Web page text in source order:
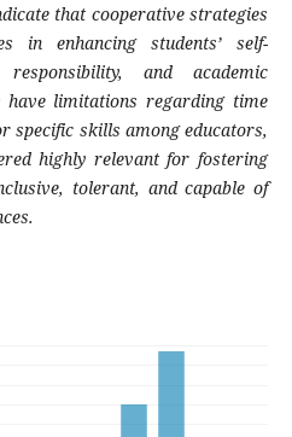
that cooperative strategies
in enhancing students’ self-
responsibility, and academic
have limitations regarding time
specific skills among educators,
highly relevant for fostering
tolerant, and capable of